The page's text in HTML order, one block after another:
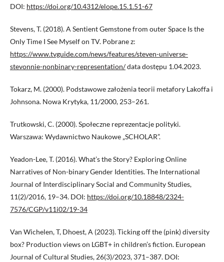
DOI: https://doi.org/10.4312/elope.15.1.51-67
Stevens, T. (2018). A Sentient Gemstone from outer Space Is the
Only Time I See Myself on TV. Pobrane z:
https://www.tvguide.com/news/features/steven-universe-
stevonnie-nonbinary-representation/data dostępu 1.04.2023.
Tokarz, M. (2000). Podstawowe założenia teorii metafory Lakoffa i
Johnsona. Nowa Krytyka, 11/2000, 253–261.
Trutkowski, C. (2000). Społeczne reprezentacje polityki.
Warszawa: Wydawnictwo Naukowe „SCHOLAR”.
Yeadon-Lee, T. (2016). What’s the Story? Exploring Online
Narratives of Non-binary Gender Identities. The International
Journal of Interdisciplinary Social and Community Studies,
11(2)/2016, 19–34. DOI: https://doi.org/10.18848/2324-
7576/CGP/v11i02/19-34
Van Wichelen, T, Dhoest, A (2023). Ticking off the (pink) diversity
box? Production views on LGBT+ in children’s fiction. European
Journal of Cultural Studies, 26(3)/2023, 371–387. DOI: